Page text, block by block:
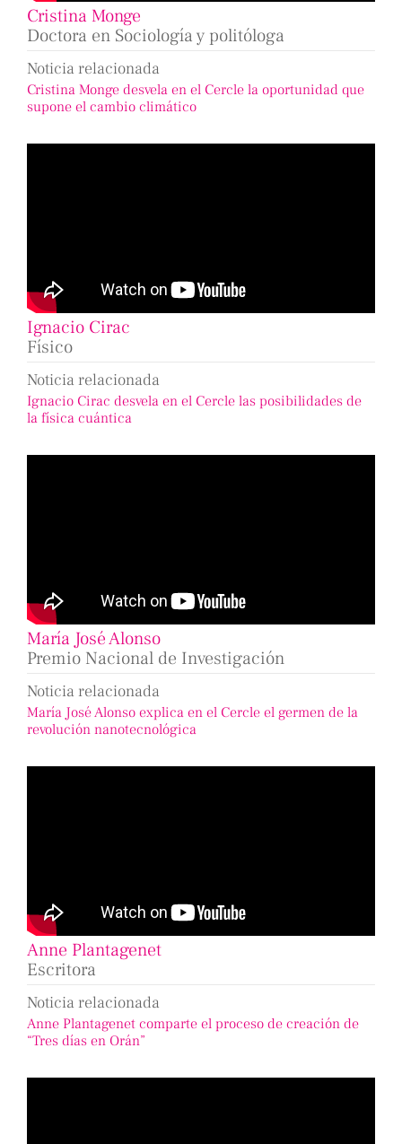
Cristina Monge
Doctora en Sociología y politóloga
Noticia relacionada
Cristina Monge desvela en el Cercle la oportunidad que
supone el cambio climático
Ignacio Cirac
Físico
Noticia relacionada
Ignacio Cirac desvela en el Cercle las posibilidades de
la física cuántica
María José Alonso
Premio Nacional de Investigación
Noticia relacionada
María José Alonso explica en el Cercle el germen de la
revolución nanotecnológica
Anne Plantagenet
Escritora
Noticia relacionada
Anne Plantagenet comparte el proceso de creación de
“Tres días en Orán”